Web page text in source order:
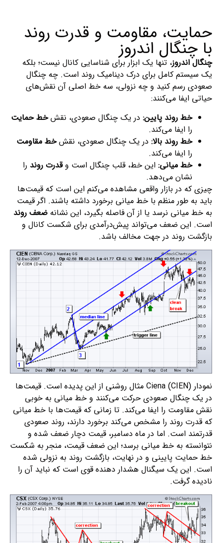
حمایت، مقاومت و قدرت روند
با چنگال اندروز
چنگال اندروز، تنها یک ابزار برای شناسایی کانال نیست؛ بلکه
یک سیستم کامل برای درک دینامیک روند است. چه چنگال
صعودی رسم کنید و چه نزولی، سه خط اصلی آن نقش‌های
حیاتی ایفا می‌کنند:
خط روند پایین: در یک چنگال صعودی، نقشخط حمایت
را ایفا می‌کند.
خط روند بالا: در یک چنگال صعودی، نقشخط مقاومت
را ایفا می‌کند.
خط میانی: این خط، قلب چنگال است وقدرت روند را
نشان می‌دهد.
چیزی که در بازار واقعی مشاهده می‌کنم این است که قیمت‌ها
باید به طور منظم با خط میانی برخورد داشته باشند. اگر قیمت
به خط میانی نرسد یا از آن فاصله بگیرد، این نشانه ضعف روند
است. این ضعف می‌تواند پیش‌درآمدی برای شکست کانال و
بازگشت روند در جهت مخالف باشد.
نمودار Ciena (CIEN) مثال روشنی از این پدیده است. قیمت‌ها
در یک چنگال صعودی حرکت می‌کنند و خط میانی به خوبی
نقش مقاومت را ایفا می‌کند. تا زمانی که قیمت‌ها با خط میانی
که قدرت روند را مشخص می‌کند برخورد دارند، روند صعودی
قدرتمند است. اما در ماه دسامبر، قیمت دچار ضعف شده و
نتوانسته به خط میانی برسد؛ این ضعف قیمت، منجر به شکست
خط حمایت پایینی و در نهایت، بازگشت روند به نزولی شده
است. این یک سیگنال هشدار دهنده قوی است که نباید آن را
نادیده گرفت.